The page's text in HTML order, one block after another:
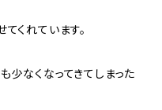
くれています。
少なくなってきてしまった